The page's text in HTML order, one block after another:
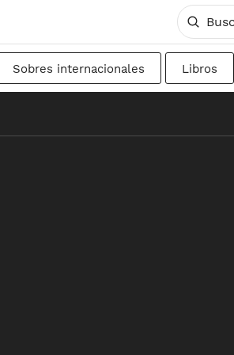
Sobres internacionales Libros